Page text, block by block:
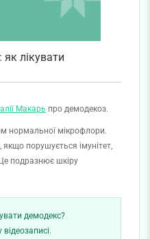
як лікувати
Макарь про демодекоз.
нормальної мікрофлори.
порушується імунітет,
подразнює шкіру
демодекс?
відеозаписі.